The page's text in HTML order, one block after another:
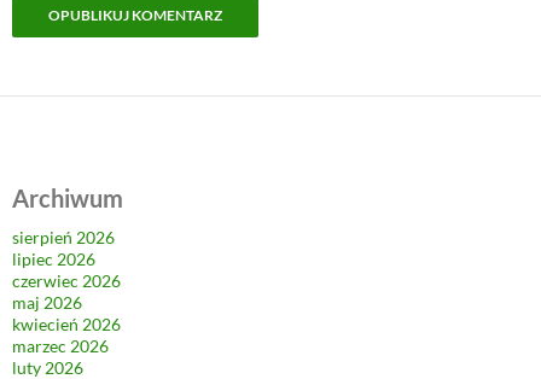
Archiwum
sierpień 2026
lipiec 2026
czerwiec 2026
maj 2026
kwiecień 2026
marzec 2026
luty 2026